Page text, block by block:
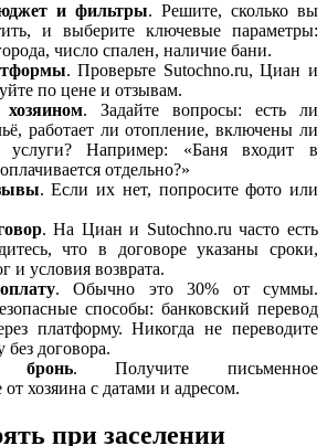
и фильтры. Решите, сколько вы
и выберите ключевые параметры:
число спален, наличие бани.
. Проверьте Sutochno.ru, Циан и
по цене и отзывам.
. Задайте вопросы: есть ли
работает ли отопление, включены ли
услуги? Например: «Баня входит в
отдельно?»
. Если их нет, попросите фото или
. На Циан и Sutochno.ru часто есть
что в договоре указаны сроки,
и условия возврата.
. Обычно это 30% от суммы.
способы: банковский перевод
платформу. Никогда не переводите
без договора.
бронь. Получите письменное
хозяина с датами и адресом.
при заселении